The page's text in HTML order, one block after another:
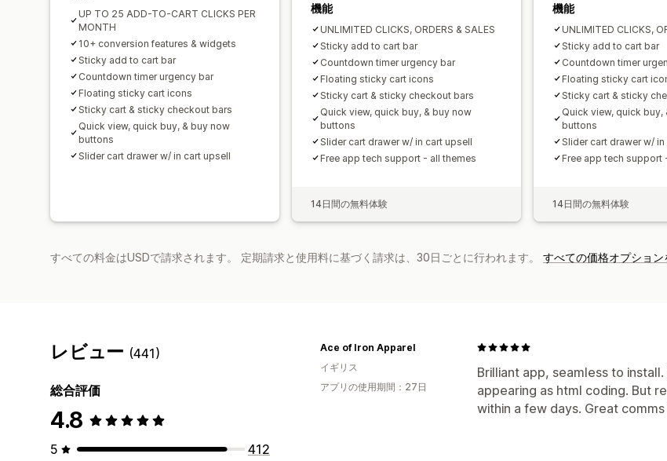
UP TO 25 ADD-TO-CART CLICKS PER
MONTH
10+ conversion features & widgets
Sticky add to cart bar
Countdown timer urgency bar
Floating sticky cart icons
Sticky cart & sticky checkout bars
Quick view, quick buy, & buy now
buttons
Slider cart drawer w/ in cart upsell
機能
UNLIMITED CLICKS, ORDERS & SALES
Sticky add to cart bar
Countdown timer urgency bar
Floating sticky cart icons
Sticky cart & sticky checkout bars
Quick view, quick buy, & buy now
buttons
Slider cart drawer w/ in cart upsell
Free app tech support - all themes
14日間の無料体験
機能
UNLIMITED CLICKS,
Sticky add to cart bar
Countdown timer
Floating sticky cart
Sticky cart & sticky
Quick view, quick buy,
buttons
Slider cart drawer w/
Free app tech support
14日間の無料体験
すべての料金はUSDで請求されます。 定期請求と使用料に基づく請求は、30日ごとに行われます。 すべての価格オプション
レビュー (441)
総合評価
4.8
5
412
Brilliant app, seamless to
appearing as html coding. But
within a few days. Great
Ace of Iron Apparel
イギリス
アプリの使用期間：27日